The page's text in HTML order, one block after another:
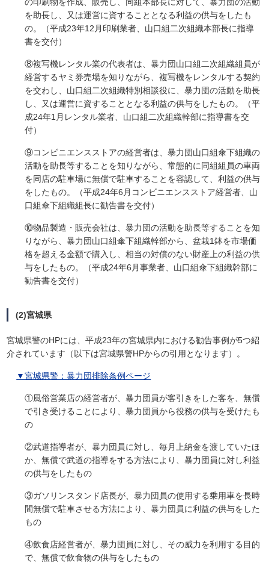
を助長し、又は運営に資することとなる利益の供与をしたも
の。（平成23年12月印刷業者、山口組二次組織本部長に指導
書を交付）
⑧複写機レンタル業の代表者は、暴力団山口組二次組織組員が
経営するヤミ券売場を知りながら、複写機をレンタルする契約
を交わし、山口組二次組織特別相談役に、暴力団の活動を助長
し、又は運営に資することとなる利益の供与をしたもの。（平
成24年1月レンタル業者、山口組二次組織幹部に指導書を交
付）
⑨コンビニエンスストアの経営者は、暴力団山口組傘下組織の
活動を助長等することを知りながら、常態的に同組組員の車両
を同店の駐車場に無償で駐車することを容認して、利益の供与
をしたもの。（平成24年6月コンビニエンスストア経営者、山
口組傘下組織組長に勧告書を交付）
⑩物品製造・販売会社は、暴力団の活動を助長等することを知
りながら、暴力団山口組傘下組織幹部から、盆栽1鉢を市場価
格を超える金額で購入し、相当の対償のない財産上の利益の供
与をしたもの。（平成24年6月事業者、山口組傘下組織幹部に
勧告書を交付）
(2)宮城県
宮城県警のHPには、平成23年の宮城県内における勧告事例が5つ紹
介されています（以下は宮城県警HPからの引用となります）。
▼宮城県警：暴力団排除条例ページ
①風俗営業店の経営者が、暴力団員が客引きをした客を、無償
で引き受けることにより、暴力団員から役務の供与を受けたも
の
②武道指導者が、暴力団員に対し、毎月上納金を渡していたほ
か、無償で武道の指導をする方法により、暴力団員に対し利益
の供与をしたもの
③ガソリンスタンド店長が、暴力団員の使用する乗用車を長時
間無償で駐車させる方法により、暴力団員に利益の供与をした
もの
④飲食店経営者が、暴力団員に対し、その威力を利用する目的
で、無償で飲食物の供与をしたもの